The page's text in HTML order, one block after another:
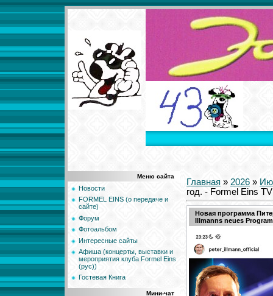
Меню сайта
Новости
FORMEL EINS (о передаче и
сайте)
Форум
Фотоальбом
Интересные сайты
Афиша (концерты, выставки и
мероприятия клуба Formel Eins
(рус))
Гостевая Книга
Мини-чат
Главная » 2026 »
год. - Formel Eins
Новая программа
Illmanns neues